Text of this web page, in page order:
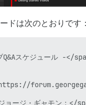
ドは次のとおりです：
Q&Aスケジュール -</
ージ・ギャモン：</